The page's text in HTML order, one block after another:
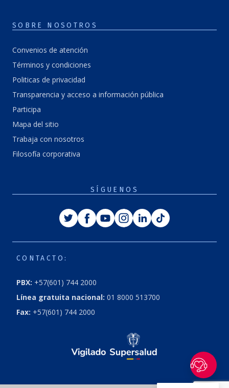
SOBRE NOSOTROS
Convenios de atención
Términos y condiciones
Politicas de privacidad
Transparencia y acceso a información pública
Participa
Mapa del sitio
Trabaja con nosotros
Filosofía corporativa
SÍGUENOS
TwitterFacebook
YoutubeInstagram
LinkedinTiktok
CONTACTO:
PBX: +57(601) 744 2000
Línea gratuita nacional: 01 8000 513700
Fax: +57(601) 744 2000